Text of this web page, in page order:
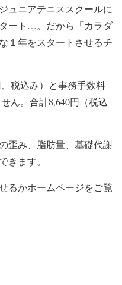
ュニアテニススクールに
ート…。だから「カラダ
１年をスタートさせるチ
税込み）と事務手数料
ん。合計8,640円（税込
歪み、脂肪量、基礎代謝
きます。
るかホームページをご覧